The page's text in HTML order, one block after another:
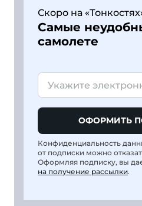
Скоро на
Самые
самолете
ОФОРМИТЬ
Конфиденциальность
от подписки можно
Оформляя подписку, вы
на получение рассылки.